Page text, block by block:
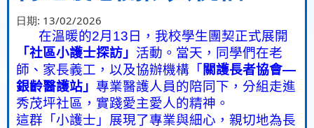
日期: 13/02/2026
在溫暖的2月 13 日，我校學生團契正式展開
「社區小護士探訪」 活動。當天，同學們在老
師、家長義工，以及協辦機構「 關護長者協會—
銀齡醫護站」 專業醫護人員的陪同下，分組走進
秀茂坪社區，實踐愛主愛人的精神。
這群「小護士」展現了專業與細心，親切地為長